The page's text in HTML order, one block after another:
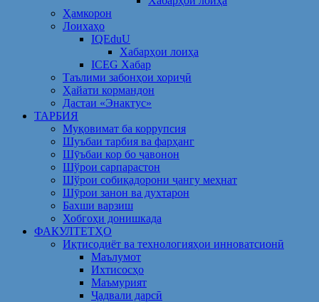
Ҳамкорон
Лоихаҳо
IQEduU
Хабарҳои лоиҳа
ICEG Хабар
Таълими забонҳои хориҷӣ
Ҳайати кормандон
Дастаи «Энактус»
ТАРБИЯ
Муқовимат ба коррупсия
Шуъбаи тарбия ва фарҳанг
Шӯъбаи кор бо ҷавонон
Шўрои сарпарастон
Шўрои собиқадорони ҷангу меҳнат
Шӯрои занон ва духтарон
Бахши варзиш
Хобгоҳи донишкада
ФАКУЛТЕТҲО
Иқтисодиёт ва технологияҳои инноватсионӣ
Маълумот
Ихтисосҳо
Маъмурият
Ҷадвали дарсӣ